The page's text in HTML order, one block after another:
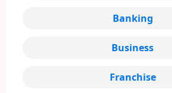
Banking
Business
Franchise